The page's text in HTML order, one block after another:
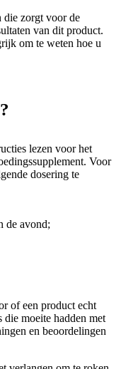
die zorgt voor de
van dit product.
om te weten hoe u
lezen voor het
Voor
dosering te
de avond;
of een product echt
moeite hadden met
en beoordelingen